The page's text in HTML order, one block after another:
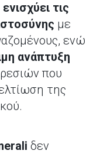
ενισχύει τις
με
ενώ
ανάπτυξη
που
της
δεν